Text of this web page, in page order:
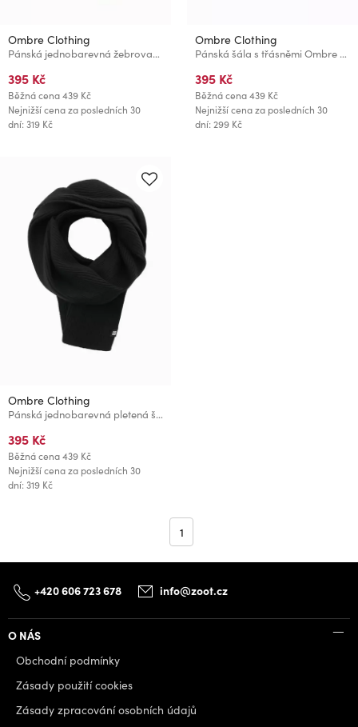
Ombre Clothing
Pánská jednobarevná žebrovaná pletená šála světle hnědá Ombre Clothing
395 Kč
Běžná cena439 Kč
Nejnižší cena za posledních 30
dní: 319 Kč
Ombre Clothing
Pánská šála s třásněmi Ombre Clothing
395 Kč
Běžná cena439 Kč
Nejnižší cena za posledních 30
dní: 299 Kč
Ombre Clothing
Pánská jednobarevná pletená šála s žebrováním černá Ombre Clothing
395 Kč
Běžná cena439 Kč
Nejnižší cena za posledních 30
dní: 319 Kč
1
+420 606 723 678 info@zoot.cz
O NÁS
Obchodní podmínky
Zásady použití cookies
Zásady zpracování osobních údajů